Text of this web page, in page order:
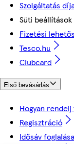
Szolgáltatás
Süti beállítások
Fizetési
Tesco.hu
Clubcard
Első bevásárlás
Hogyan
Regisztráció
Idősáv foglalása